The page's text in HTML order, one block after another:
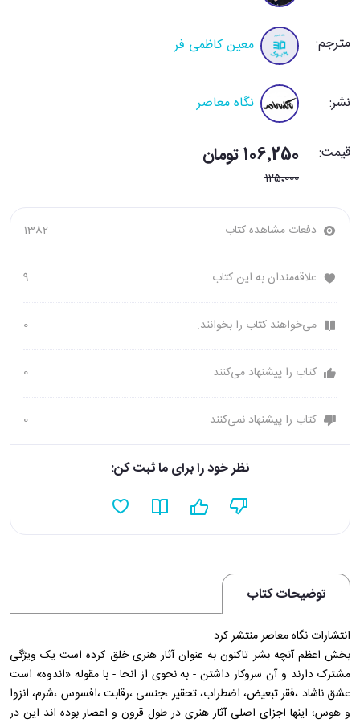
مترجم: معین کاظمی فر
نشر: نگاه معاصر
قیمت: 106٬250 تومان
125٬000
دفعات مشاهده کتاب 1382
علاقه‌مندان به این کتاب 9
می‌خواهند کتاب را بخوانند. 0
کتاب را پیشنهاد می‌کنند 0
کتاب را پیشنهاد نمی‌کنند 0
نظر خود را برای ما ثبت کن:
توضیحات کتاب
انتشارات نگاه معاصر منتشر کرد :
بخش اعظم آنچه بشر تاکنون به عنوان آثار هنری خلق کرده است یک ویژگی
مشترک دارند و آن سروکار داشتن - به نحوی از انحا - با مقوله «اندوه» است
عشق ناشاد ،فقر تبعیض، اضطراب، تحقیر ،جنسی ،رقابت ،افسوس ،شرم، انزوا
و هوس؛ اینها اجزای اصلی آثار هنری در طول قرون و اعصار بوده اند این در